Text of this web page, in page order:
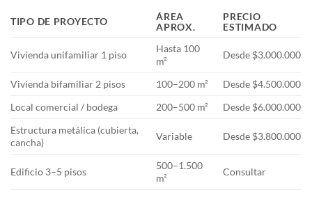
TIPO DE PROYECTO
ÁREA
APROX.
PRECIO
ESTIMADO
Vivienda unifamiliar 1 piso
Hasta 100
m²
Desde $3.000.000
Vivienda bifamiliar 2 pisos 100–200 m²
Desde $4.500.000
Local comercial / bodega
200–500 m²
Desde $6.000.000
Estructura metálica (cubierta,
cancha)
Variable Desde $3.800.000
Edificio 3–5 pisos
500–1.500
m²
Consultar